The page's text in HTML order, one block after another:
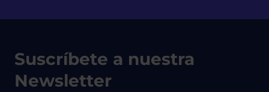
técnicos
Suscríbete a nuestra
Newsletter